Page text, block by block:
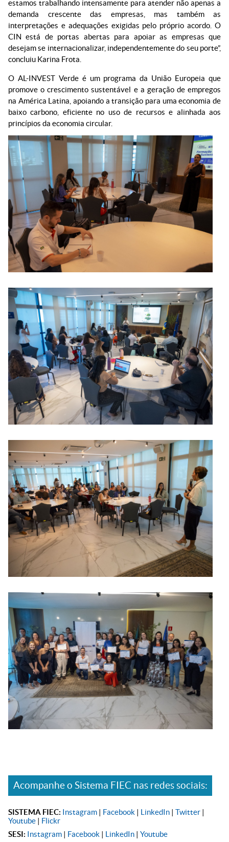
estamos trabalhando intensamente para atender não apenas a
demanda crescente das empresas, mas também as
interpretações e adequações exigidas pelo próprio acordo. O
CIN está de portas abertas para apoiar as empresas que
desejam se internacionalizar, independentemente do seu porte”,
concluiu Karina Frota.
O AL-INVEST Verde é um programa da União Europeia que
promove o crescimento sustentável e a geração de empregos
na América Latina, apoiando a transição para uma economia de
baixo carbono, eficiente no uso de recursos e alinhada aos
princípios da economia circular.
Acompanhe o Sistema FIEC nas redes sociais:
SISTEMA FIEC: Instagram | Facebook | LinkedIn | Twitter |
Youtube | Flickr
SESI: Instagram | Facebook | LinkedIn | Youtube